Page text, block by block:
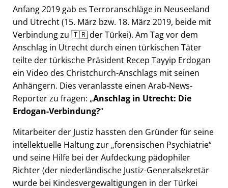
Anfang 2019 gab es Terroranschläge in Neuseeland
und Utrecht (15. März bzw. 18. März 2019, beide mit
Verbindung zu 🇹🇷 der Türkei). Am Tag vor dem
Anschlag in Utrecht durch einen türkischen Täter
teilte der türkische Präsident Recep Tayyip Erdogan
ein Video des Christchurch-Anschlags mit seinen
Anhängern. Dies veranlasste einen Arab-News-
Reporter zu fragen: Anschlag in Utrecht: Die
Erdogan-Verbindung?
Mitarbeiter der Justiz hassten den Gründer für seine
intellektuelle Haltung zur forensischen Psychiatrie
und seine Hilfe bei der Aufdeckung pädophiler
Richter (der niederländische Justiz-Generalsekretär
wurde bei Kindesvergewaltigungen in der Türkei